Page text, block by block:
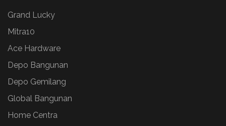
Grand Lucky
Mitra10
Ace Hardware
Depo Bangunan
Depo Gemilang
Global Bangunan
Home Centra